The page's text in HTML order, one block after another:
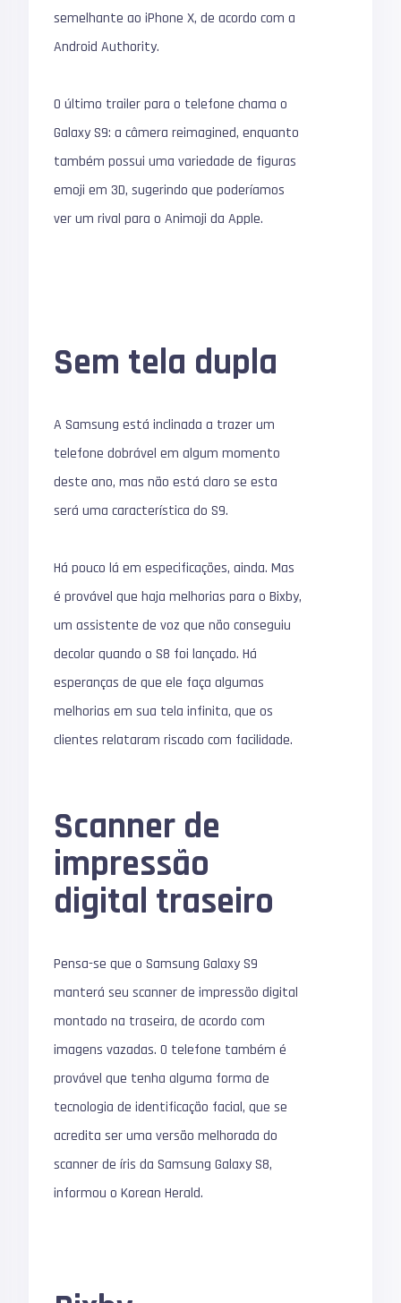
semelhante ao iPhone X, de acordo com a
Android Authority.
O último trailer para o telefone chama o
Galaxy S9: a câmera reimagined, enquanto
também possui uma variedade de figuras
emoji em 3D, sugerindo que poderíamos
ver um rival para o Animoji da Apple.
Sem tela dupla
A Samsung está inclinada a trazer um
telefone dobrável em algum momento
deste ano, mas não está claro se esta
será uma característica do S9.
Há pouco lá em especificações, ainda. Mas
é provável que haja melhorias para o Bixby,
um assistente de voz que não conseguiu
decolar quando o S8 foi lançado. Há
esperanças de que ele faça algumas
melhorias em sua tela infinita, que os
clientes relataram riscado com facilidade.
Scanner de
impressão
digital traseiro
Pensa-se que o Samsung Galaxy S9
manterá seu scanner de impressão digital
montado na traseira, de acordo com
imagens vazadas. O telefone também é
provável que tenha alguma forma de
tecnologia de identificação facial, que se
acredita ser uma versão melhorada do
scanner de íris da Samsung Galaxy S8,
informou o Korean Herald.